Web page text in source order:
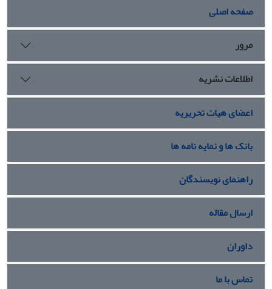
دهنده اهمیت انتخاب مدل ارزیابی کارایی برای سازمان‌ها است.
صفحه اصلی
مرور
اطلاعات نشریه
اعضای هیات تحریریه
بانک ها و نمایه نامه ها
راهنمای نویسندگان
ارسال مقاله
داوران
تماس با ما